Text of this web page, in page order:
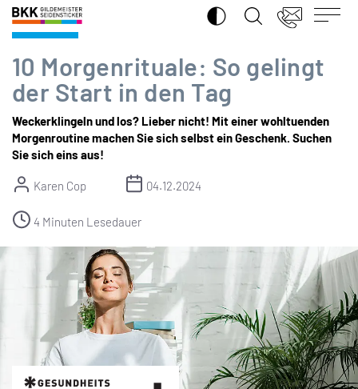
BKK
Gildemeister
SUCHE ÖFFNEN
Gesund
10 Morgenrituale: So gelingt
der Start in den Tag
Weckerklingeln und los? Lieber nicht! Mit einer wohltuenden
Morgenroutine machen Sie sich selbst ein Geschenk. Suchen
Sie sich eins aus!
Karen Cop 04.12.2024
4 Minuten Lesedauer